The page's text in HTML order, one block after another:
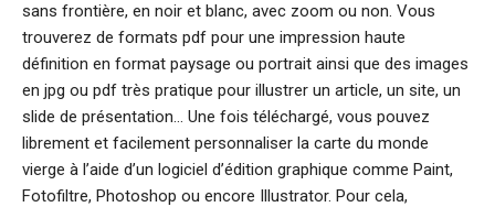
sans frontière, en noir et blanc, avec zoom ou non. Vous
trouverez de formats pdf pour une impression haute
définition en format paysage ou portrait ainsi que des images
en jpg ou pdf très pratique pour illustrer un article, un site, un
slide de présentation… Une fois téléchargé, vous pouvez
librement et facilement personnaliser la carte du monde
vierge à l’aide d’un logiciel d’édition graphique comme Paint,
Fotofiltre, Photoshop ou encore Illustrator. Pour cela,